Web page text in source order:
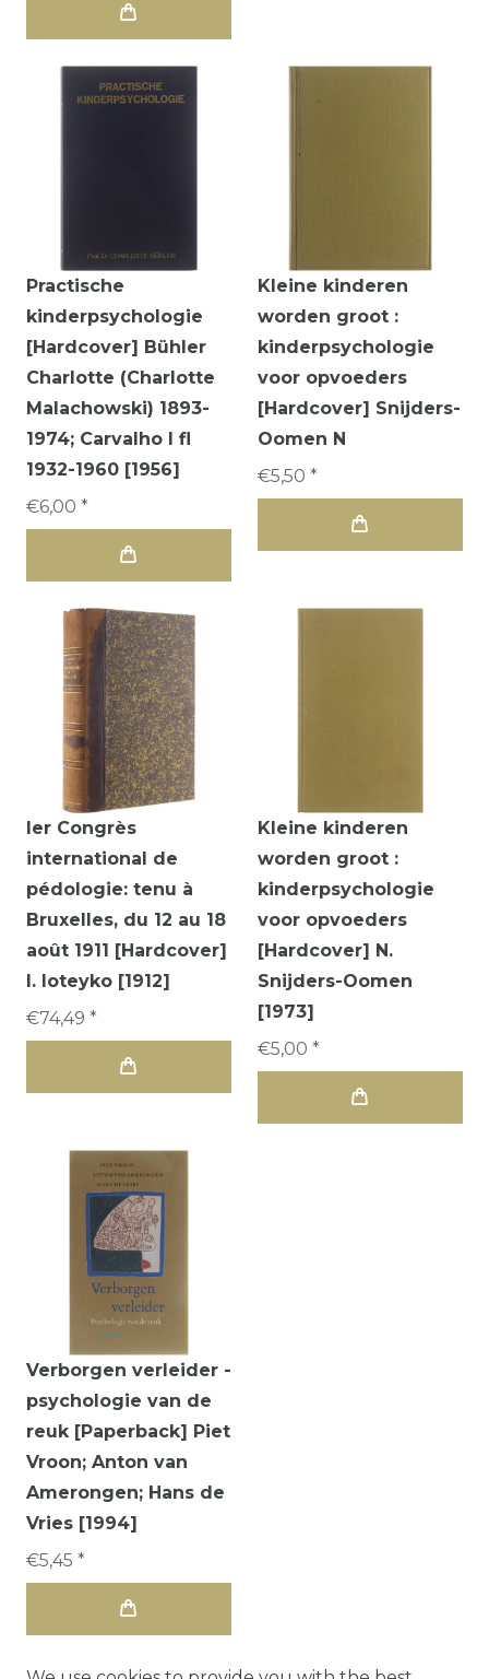
Practische
kinderpsychologie
[Hardcover] Bühler
Charlotte (Charlotte
Malachowski) 1893-
1974; Carvalho I fl
1932-1960 [1956]
€6,00 *
Kleine kinderen
worden groot :
kinderpsychologie
voor opvoeders
[Hardcover] Snijders-
Oomen N
€5,50 *
Ier Congrès
international de
pédologie: tenu à
Bruxelles, du 12 au 18
août 1911 [Hardcover]
I. Ioteyko [1912]
€74,49 *
Kleine kinderen
worden groot :
kinderpsychologie
voor opvoeders
[Hardcover] N.
Snijders-Oomen
[1973]
€5,00 *
Verborgen verleider -
psychologie van de
reuk [Paperback] Piet
Vroon; Anton van
Amerongen; Hans de
Vries [1994]
€5,45 *